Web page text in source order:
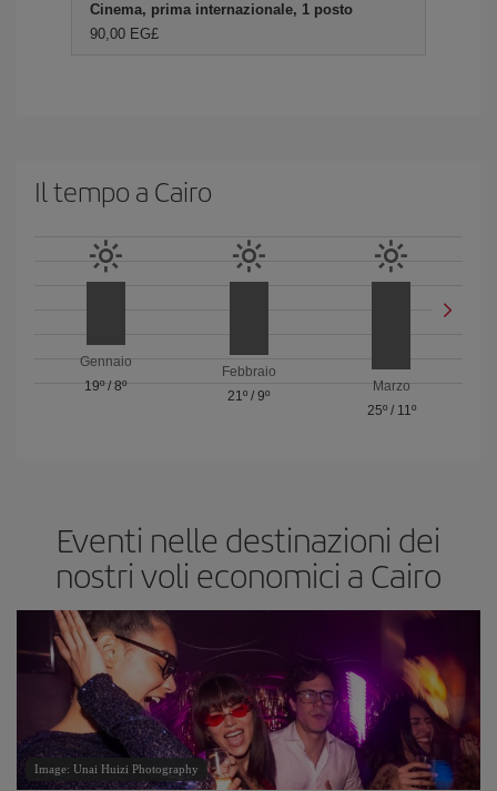
Cinema, prima internazionale, 1 posto
90,00 EG£
Il tempo a Cairo
Gennaio
19º/8º
Febbraio
21º / 9º
Marzo
25º/ 11º
Eventi nelle destinazioni dei
nostri voli economici a Cairo
Image: Unai Huizi Photography